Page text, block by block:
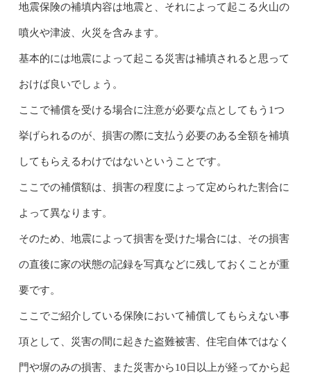
地震保険の補填内容は地震と、それによって起こる火山の
噴火や津波、火災を含みます。
基本的には地震によって起こる災害は補填されると思って
おけば良いでしょう。
ここで補償を受ける場合に注意が必要な点としてもう1つ
挙げられるのが、損害の際に支払う必要のある全額を補填
してもらえるわけではないということです。
ここでの補償額は、損害の程度によって定められた割合に
よって異なります。
そのため、地震によって損害を受けた場合には、その損害
の直後に家の状態の記録を写真などに残しておくことが重
要です。
ここでご紹介している保険において補償してもらえない事
項として、災害の間に起きた盗難被害、住宅自体ではなく
門や塀のみの損害、また災害から10日以上が経ってから起